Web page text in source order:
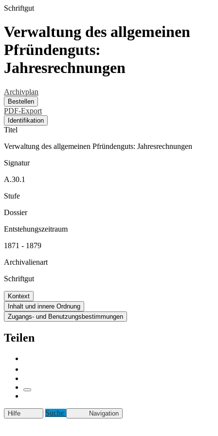
Schriftgut
Verwaltung des allgemeinen
Pfründenguts:
Jahresrechnungen
Archivplan
Bestellen
PDF-Export
Identifikation
Titel
Verwaltung des allgemeinen Pfründenguts: Jahresrechnungen
Signatur
A.30.1
Stufe
Dossier
Entstehungszeitraum
1871 - 1879
Archivalienart
Schriftgut
Kontext
Inhalt und innere Ordnung
Zugangs- und Benutzungsbestimmungen
Teilen
Hilfe Suche Navigation